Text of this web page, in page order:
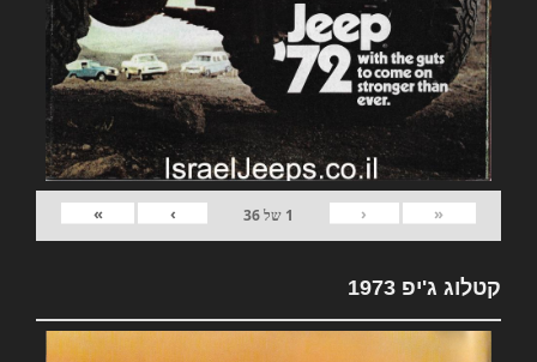
«
‹
1 של36
›
»
קטלוג ג'יפ 1973